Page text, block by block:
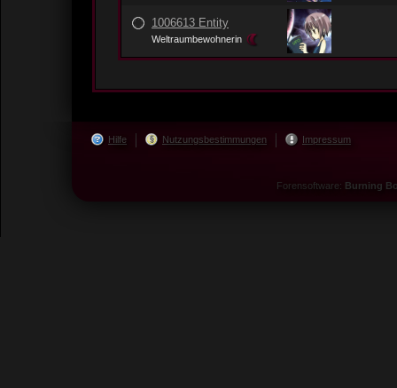
1006613 Entity
Weltraumbewohnerin
Hilfe Nutzungsbestimmungen Impressum
Forensoftware: Burning